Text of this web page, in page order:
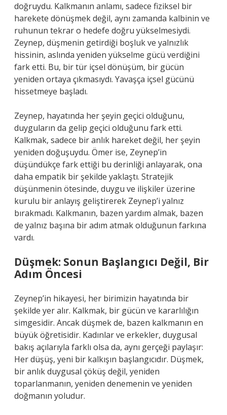
doğruydu. Kalkmanın anlamı, sadece fiziksel bir
harekete dönüşmek değil, aynı zamanda kalbinin ve
ruhunun tekrar o hedefe doğru yükselmesiydi.
Zeynep, düşmenin getirdiği boşluk ve yalnızlık
hissinin, aslında yeniden yükselme gücü verdiğini
fark etti. Bu, bir tür içsel dönüşüm, bir gücün
yeniden ortaya çıkmasıydı. Yavaşça içsel gücünü
hissetmeye başladı.
Zeynep, hayatında her şeyin geçici olduğunu,
duyguların da gelip geçici olduğunu fark etti.
Kalkmak, sadece bir anlık hareket değil, her şeyin
yeniden doğuşuydu. Ömer ise, Zeynep’in
düşündükçe fark ettiği bu derinliği anlayarak, ona
daha empatik bir şekilde yaklaştı. Stratejik
düşünmenin ötesinde, duygu ve ilişkiler üzerine
kurulu bir anlayış geliştirerek Zeynep’i yalnız
bırakmadı. Kalkmanın, bazen yardım almak, bazen
de yalnız başına bir adım atmak olduğunun farkına
vardı.
Düşmek: Sonun Başlangıcı Değil, Bir
Adım Öncesi
Zeynep’in hikayesi, her birimizin hayatında bir
şekilde yer alır. Kalkmak, bir gücün ve kararlılığın
simgesidir. Ancak düşmek de, bazen kalkmanın en
büyük öğretisidir. Kadınlar ve erkekler, duygusal
bakış açılarıyla farklı olsa da, aynı gerçeği paylaşır:
Her düşüş, yeni bir kalkışın başlangıcıdır. Düşmek,
bir anlık duygusal çöküş değil, yeniden
toparlanmanın, yeniden denemenin ve yeniden
doğmanın yoludur.